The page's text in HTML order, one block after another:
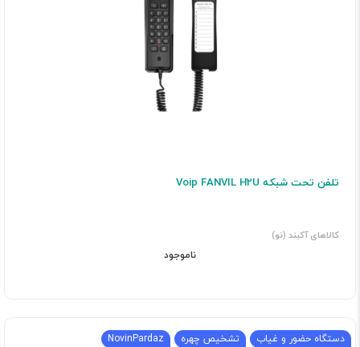
تلفن تحت شبکه Voip FANVIL H2U
کالاهای آکبند (نو)
ناموجود
دستگاه حضور و غیاب تشخیص چهره NovinPardaz